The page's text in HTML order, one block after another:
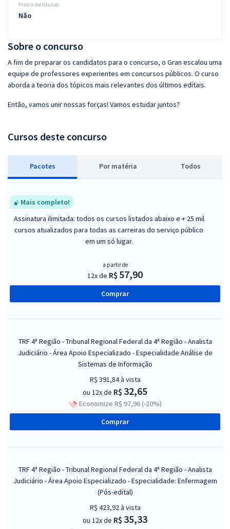
Sobre o concurso
A fim de preparar os candidatos para o concurso, o Gran escalou uma
equipe de professores experientes em concursos públicos. O curso
aborda a teoria dos tópicos mais relevantes dos últimos editais.
Então, vamos unir nossas forças! Vamos estudar juntos?
Cursos deste concurso
Pacotes Por matéria Todos
Mais completo!
Assinatura ilimitada: todos os cursos listados abaixo e + 25 mil
cursos atualizados para todas as carreiras do serviço público
em um só lugar.
a partir de
12x de R$ 57,90
Comprar
TRF 4ª Região - Tribunal Regional Federal da 4ª Região - Analista
Judiciário - Área Apoio Especializado - Especialidade Análise de
Sistemas de Informação
R$ 391,84à vista
ou 12x de R$ 32,65
Economize R$ 97,96 (-20%)
Comprar
TRF 4ª Região - Tribunal Regional Federal da 4ª Região - Analista
Judiciário - Área Apoio Especializado - Especialidade: Enfermagem
(Pós-edital)
R$ 423,92à vista
ou 12x de R$ 35,33
Prova de títulos
Não